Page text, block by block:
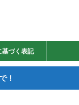
づく表記
！